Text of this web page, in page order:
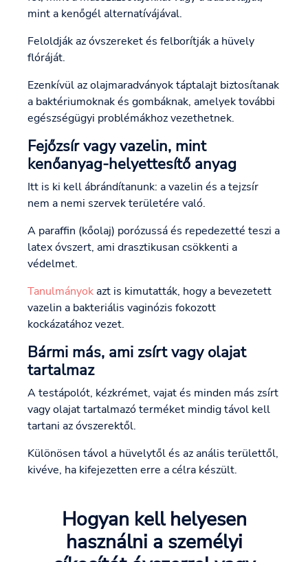
mint a kenőgél alternatívájával.
Feloldják az óvszereket és felborítják a hüvely
flóráját.
Ezenkívül az olajmaradványok táptalajt biztosítanak
a baktériumoknak és gombáknak, amelyek további
egészségügyi problémákhoz vezethetnek.
Fejőzsír vagy vazelin, mint
kenőanyag-helyettesítő anyag
Itt is ki kell ábrándítanunk: a vazelin és a tejzsír
nem a nemi szervek területére való.
A paraffin (kőolaj) porózussá és repedezetté teszi a
latex óvszert, ami drasztikusan csökkenti a
védelmet.
Tanulmányokazt is kimutatták, hogy a bevezetett
vazelin a bakteriális vaginózis fokozott
kockázatához vezet.
Bármi más, ami zsírt vagy olajat
tartalmaz
A testápolót, kézkrémet, vajat és minden más zsírt
vagy olajat tartalmazó terméket mindig távol kell
tartani az óvszerektől.
Különösen távol a hüvelytől és az anális területtől,
kivéve, ha kifejezetten erre a célra készült.
Hogyan kell helyesen
használni a személyi